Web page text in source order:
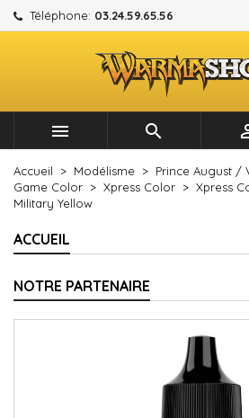
Téléphone: 03.24.59.65.56
 
Accueil Modélisme Prince August /
Game Color
Xpress Color
Xpress
Military Yellow
ACCUEIL
NOTRE PARTENAIRE
Mes listes d'envies
Créer une nouvelle liste
Créer une liste
Nom de la liste d'envies
Annuler Créer
Connexion
Vous devez être connecté pour
votre liste d'envies.